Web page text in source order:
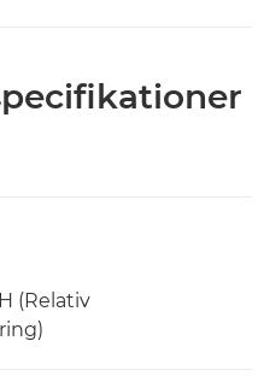
(Relativ